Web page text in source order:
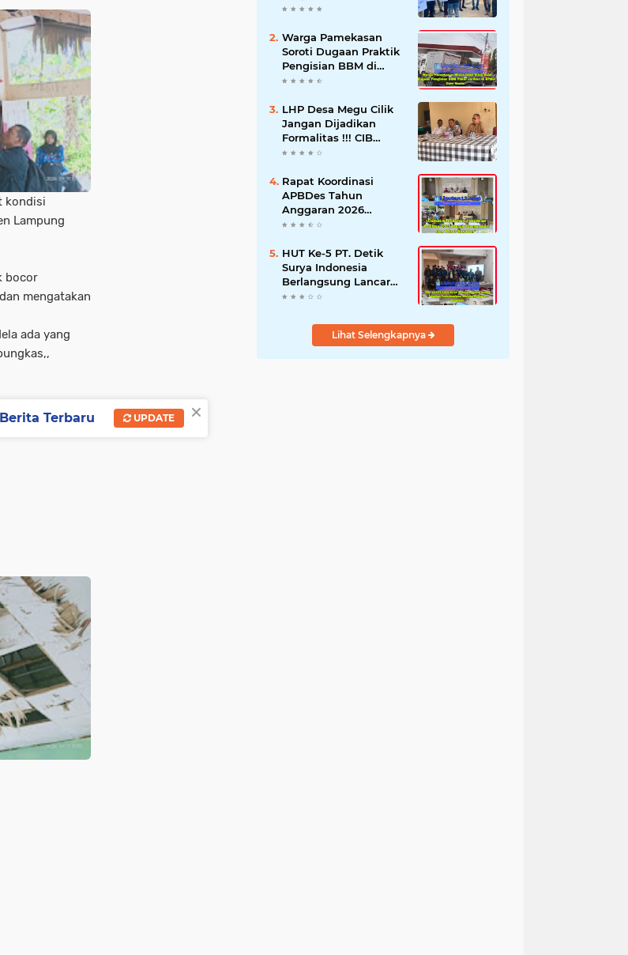
kondisi
Lampung
bocor
mengatakan
ada yang
dan
Rp105 Miliar di Ogan
Pertanian Mundur
Warga Pamekasan
Soroti Dugaan Praktik
Pengisian BBM di
SPBU Cem Manis,
Pengawasan
LHP Desa Megu Cilik
Jangan Dijadikan
Formalitas !!! CIB
Desak Inspektorat
dan Hentikan Dugaan
Permainan Oknum
Rapat Koordinasi
APBDes Tahun
Anggaran 2026
Semester II,
Sokobanah Libatkan 12
Desa
HUT Ke-5 PT. Detik
Surya Indonesia
Berlangsung Lancar
dan Profesional,
Wartawan
Lihat Selengkapnya
×
Berita Terbaru UPDATE